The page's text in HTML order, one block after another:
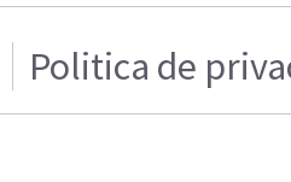
Politica de